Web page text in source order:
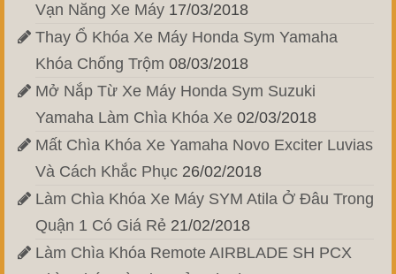
Vạn Năng Xe Máy 17/03/2018
Thay Ổ Khóa Xe Máy Honda Sym Yamaha
Khóa Chống Trộm 08/03/2018
Mở Nắp Từ Xe Máy Honda Sym Suzuki
Yamaha Làm Chìa Khóa Xe 02/03/2018
Mất Chìa Khóa Xe Yamaha Novo Exciter Luvias
Và Cách Khắc Phục 26/02/2018
Làm Chìa Khóa Xe Máy SYM Atila Ở Đâu Trong
Quận 1 Có Giá Rẻ 21/02/2018
Làm Chìa Khóa Remote AIRBLADE SH PCX